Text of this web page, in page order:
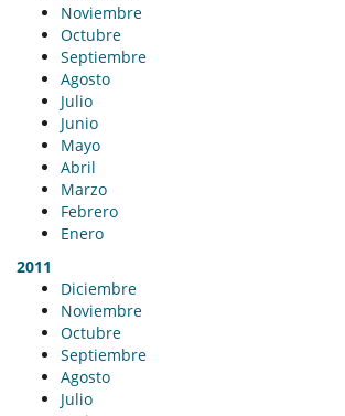
Noviembre
Octubre
Septiembre
Agosto
Julio
Junio
Mayo
Abril
Marzo
Febrero
Enero
2011
Diciembre
Noviembre
Octubre
Septiembre
Agosto
Julio